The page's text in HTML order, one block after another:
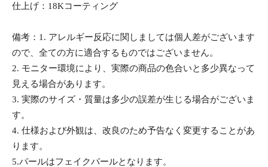
仕上げ：18Kコーティング
備考：1. アレルギー反応に関しましては個人差がございます
ので、全ての方に適合するものではございません。
2. モニター環境により、実際の商品の色合いと多少異なって
見える場合があります。
3. 実際のサイズ・質量は多少の誤差が生じる場合がございま
す。
4. 仕様および外観は、改良のため予告なく変更することがあ
ります。
5.パールはフェイクパールとなります。